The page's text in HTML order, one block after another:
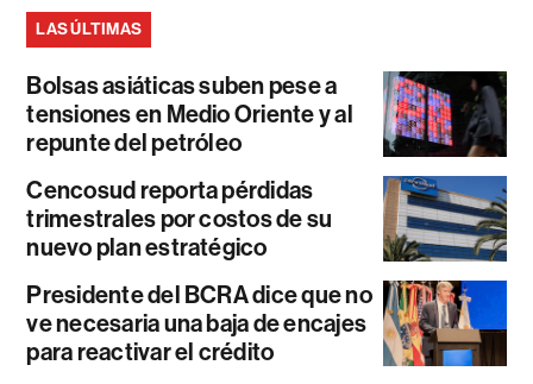
LAS ÚLTIMAS
Bolsas asiáticas suben pese a
tensiones en Medio Oriente y al
repunte del petróleo
Cencosud reporta pérdidas
trimestrales por costos de su
nuevo plan estratégico
Presidente del BCRA dice que no
ve necesaria una baja de encajes
para reactivar el crédito